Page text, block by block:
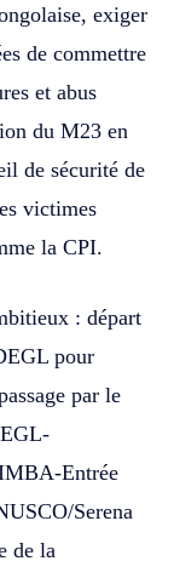
exiger
de commettre
et abus
du M23 en
de sécurité de
victimes
la CPI.
: départ
pour
par le
Entrée
Serena
de la